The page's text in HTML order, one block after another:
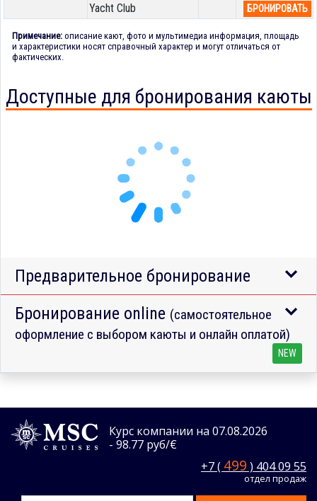
Yacht Club
БРОНИРОВАТЬ
Примечание: описание кают, фото и мультимедиа информация, площадь
и характеристики носят справочный характер и могут отличаться от
фактических.
Доступные для бронирования каюты
Предварительное бронирование
Бронирование online (самостоятельное
оформление с выбором каюты и онлайн оплатой)
NEW
Курс компании на 07.08.2026
- 98.77 руб/€
+7 ( 499 ) 404 09 55
отдел продаж